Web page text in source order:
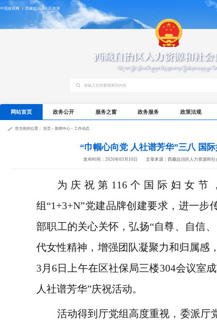
中国政府网 西藏自治区人民政府
网站首页 政务公开 服务之窗 政务服务 政策法规
您当前的位置： 首页> 新闻中心> 工作动态
“巾帼心向党 人社谱芳华”三八 国
发布时间：2026年03月10日 文章来源：西藏自治区人力资源和
为庆祝第116个国际妇女节
组“1+3+N”党建品牌创建要求，进一步
部职工的关心关怀，弘扬“自尊、自信
代女性精神，增强团队凝聚力和归属感
3月6日上午在区社保局三楼304会议室
人社谱芳华”庆祝活动。
活动得到厅党组高度重视，委派厅